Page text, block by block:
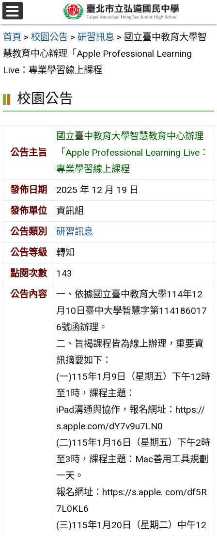
跳
至
主
要
內
區
選
單
首頁 > 校園公告 > 研習訊息 > 國立臺中教育大學智
慧教育中心辦理「Apple Professional Learning
Live：專業學習線上課程
校園公告
公告主旨
國立臺中教育大學智慧教育中心辦理
「Apple Professional Learning Live：
專業學習線上課程
發佈日期
2025 年 12 月 19 日
發佈單位
資訊組
公告類別
研習訊息
公告等級
轉知
點閱次數
143
公告內容
一、依據國立臺中教育大學114年12
月10日臺中大學智慧字第114186017
6號函辦理。
二、旨揭課程皆為線上辦理，重要資
訊摘要如下：
(一)115年1月9日（星期五）下午12時
至1時，課程主題：
iPad溝通與協作，報名網址：https://
s.apple.com/dY7v9u7LN0
(二)115年1月16日（星期五）下午2時
至3時，課程主題：Mac善用工具規劃
一天。
報名網址：https://s.apple. com/df5R
7L0KL6
(三)115年1月20日（星期二）中午12